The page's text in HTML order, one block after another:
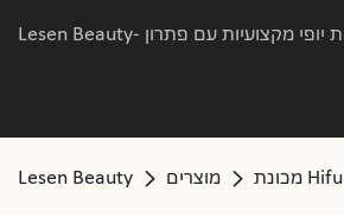
Lesen Beauty מוצרים מכונת Hifu